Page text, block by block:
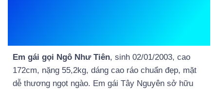
Em gái gọi Ngô Như Tiên, sinh 02/01/2003, cao
172cm, nặng 55,2kg, dáng cao ráo chuẩn đẹp, mặt
dễ thương ngọt ngào. Em gái Tây Nguyên sở hữu